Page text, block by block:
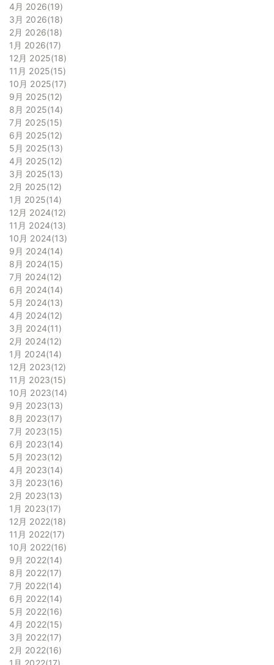
4月 2026 19
3月 2026 18
2月 2026 18
1月 2026 17
12月 2025 18
11月 2025 15
10月 2025 17
9月 2025 12
8月 2025 14
7月 2025 15
6月 2025 12
5月 2025 13
4月 2025 12
3月 2025 13
2月 2025 12
1月 2025 14
12月 2024 12
11月 2024 13
10月 2024 13
9月 2024 14
8月 2024 15
7月 2024 12
6月 2024 14
5月 2024 13
4月 2024 12
3月 2024 11
2月 2024 12
1月 2024 14
12月 2023 12
11月 2023 15
10月 2023 14
9月 2023 13
8月 2023 17
7月 2023 15
6月 2023 14
5月 2023 12
4月 2023 14
3月 2023 16
2月 2023 13
1月 2023 17
12月 2022 18
11月 2022 17
10月 2022 16
9月 2022 14
8月 2022 17
7月 2022 14
6月 2022 14
5月 2022 16
4月 2022 15
3月 2022 17
2月 2022 16